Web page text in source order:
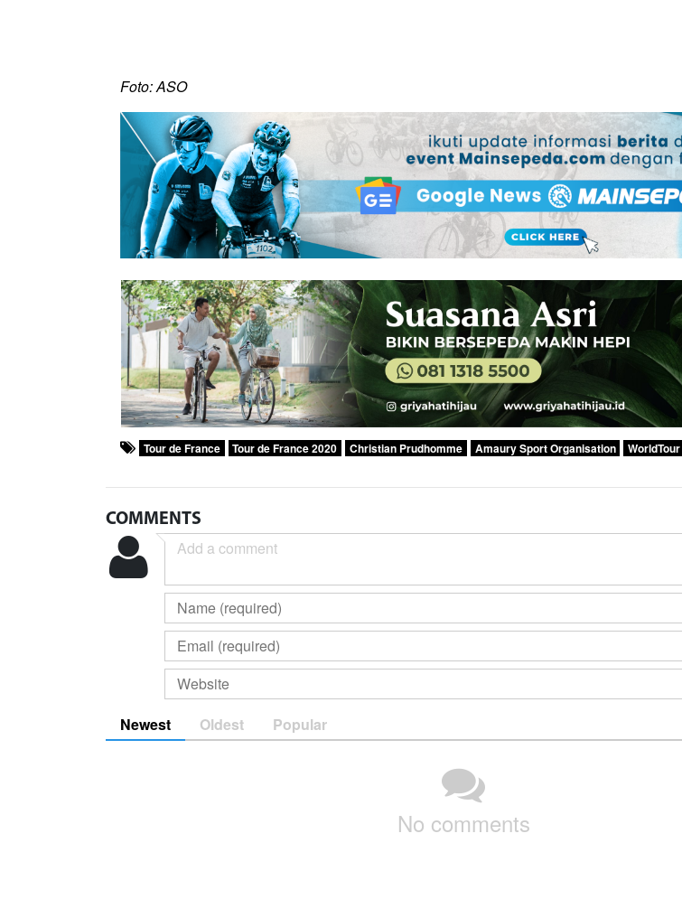
Foto: ASO
Tour de France Tour de France 2020 Christian Prudhomme Amaury Sport Organisation WorldTour
COMMENTS
Newest Oldest Popular
No comments